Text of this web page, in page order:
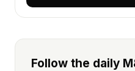
Follow the daily